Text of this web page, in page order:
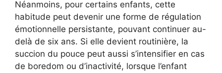
Néanmoins, pour certains enfants, cette
habitude peut devenir une forme de régulation
émotionnelle persistante, pouvant continuer au-
delà de six ans. Si elle devient routinière, la
succion du pouce peut aussi s’intensifier en cas
de boredom ou d’inactivité, lorsque l’enfant